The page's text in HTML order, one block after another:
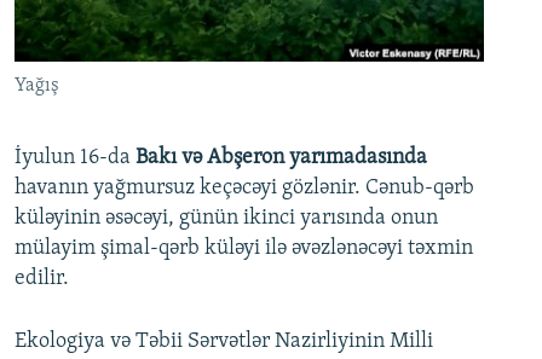
İNFOQRAFIKA
KARIKATURA
AZƏRBAYCAN ƏDƏBIYYATI KITABXANASI
İSLAM VƏ DEMOKRATIYA
MISSIYAMIZ
PEŞƏ ETIKASI VƏ JURNALISTIKA STANDARTLARIMIZ
AZADLIQRADIOSU MOBIL TELEFONUNUZDA
BIZIMLƏ ƏLAQƏ
XƏBƏR BÜLLETENLƏRIMIZ
BIZI IZLƏ
RFE/RL-in bütün saytları
Yağış
İyulun 16-da Bakı və Abşeron yarımadasında
havanın yağmursuz keçəcəyi gözlənir. Cənub-qərb
küləyinin əsəcəyi, günün ikinci yarısında onun
mülayim şimal-qərb küləyi ilə əvəzlənəcəyi təxmin
edilir.
Ekologiya və Təbii Sərvətlər Nazirliyinin Milli